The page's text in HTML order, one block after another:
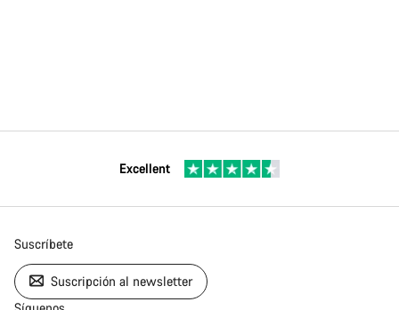
Excellent
Suscríbete
Suscripción al newsletter